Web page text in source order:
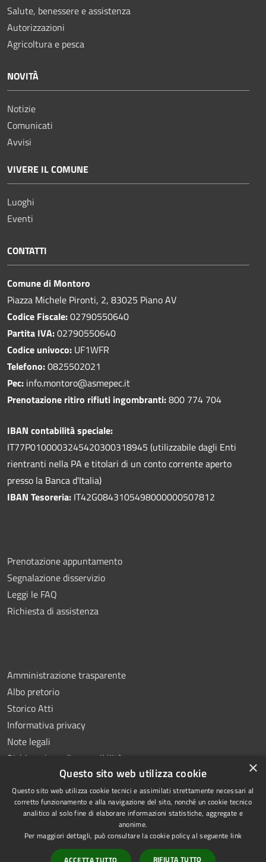
Salute, benessere e assistenza
Autorizzazioni
Agricoltura e pesca
NOVITÀ
Notizie
Comunicati
Avvisi
VIVERE IL COMUNE
Luoghi
Eventi
CONTATTI
Comune di Montoro
Piazza Michele Pironti, 2, 83025 Piano AV
Codice Fiscale:02790550640
Partita IVA:02790550640
Codice univoco: UF1WFR
Telefono:0825502021
Pec: info.montoro@asmepec.it
Prenotazione ritiro rifiuti ingombranti:800 774 704
IBAN contabilità speciale:
IT77P0100003245420300318945 (utilizzabile dagli Enti
rientranti nella PA e titolari di un conto corrente aperto
presso la Banca d'Italia)
IBAN Tesoreria: IT42G0843105498000000507812
Prenotazione appuntamento
Segnalazione disservizio
Leggi le FAQ
Richiesta di assistenza
Amministrazione trasparente
Albo pretorio
Storico Atti
Informativa privacy
Note legali
Dichiarazione di accessibilità
RSS
Accessibilità
Copyright © 2026 • Comune di
Montoro • Powered by
Municipium•Accesso
×
Questo sito web utilizza cookie
Questo sito web utilizza cookie tecnici e assimilati strettamente necessari al
corretto funzionamento e alla navigazione del sito, nonché un cookie tecnico
analitico al solo fine di elaborare informazioni statistiche, aggregate e
anonime.
Per maggiori dettagli, può consultare la cookie policy al seguente link
RIFIUTA TUTTO